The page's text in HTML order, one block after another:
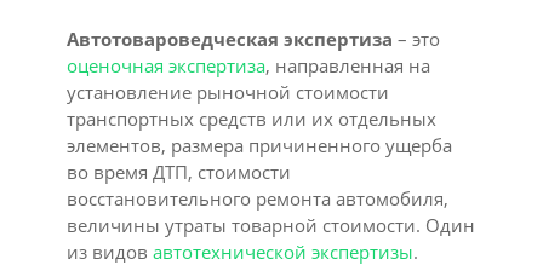
Автотовароведческая экспертиза – это
оценочная экспертиза, направленная на
установление рыночной стоимости
транспортных средств или их отдельных
элементов, размера причиненного ущерба
во время ДТП, стоимости
восстановительного ремонта автомобиля,
величины утраты товарной стоимости. Один
из видов автотехнической экспертизы.